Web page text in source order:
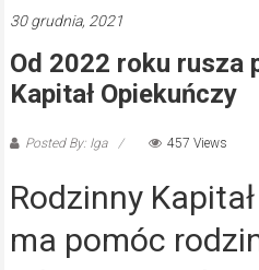
30 grudnia, 2021
Od 2022 roku rusza
Kapitał Opiekuńczy
Posted By: Iga 457 Views
Rodzinny
ma pomóc